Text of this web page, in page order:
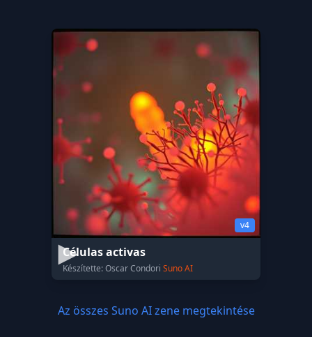
v4
Células activas
Készítette: Oscar Condori Suno AI
Az összes Suno AI zene megtekintése